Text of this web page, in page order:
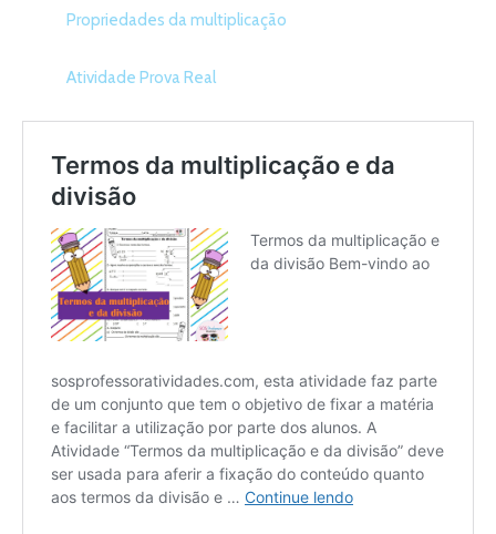
Propriedades da multiplicação
Atividade Prova Real